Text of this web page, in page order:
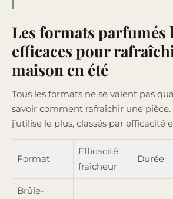
Les formats parfumés
efficaces pour
maison en été
Tous les formats ne se valent pas
savoir comment rafraîchir une pièce.
j’utilise le plus, classés par efficacité
Format
Efficacité
fraîcheur
Durée
Brûle-